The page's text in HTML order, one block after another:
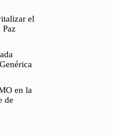
el
Paz
en la
de